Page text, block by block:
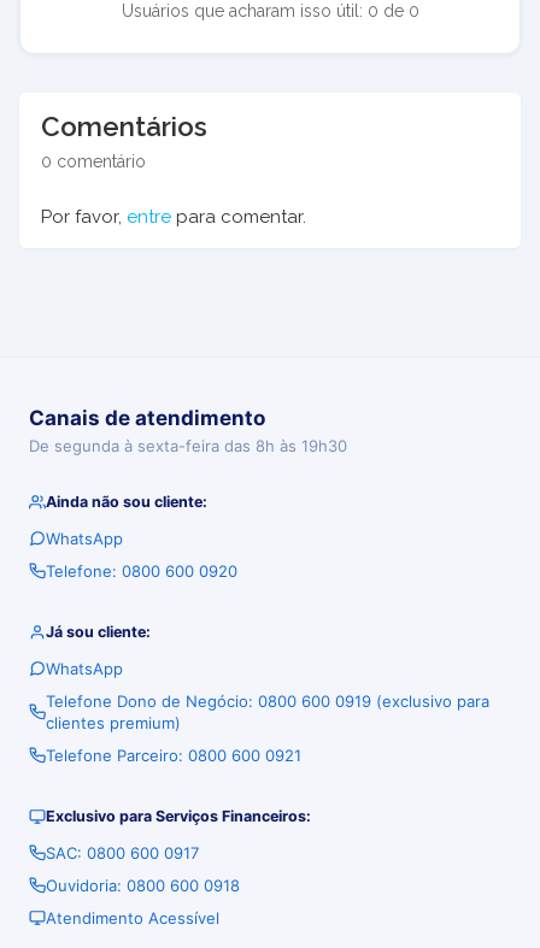
Usuários que acharam isso útil: 0 de 0
Comentários
0 comentário
Por favor, entre para comentar.
Canais de atendimento
De segunda à sexta-feira das 8h às 19h30
Ainda não sou cliente:
WhatsApp
Telefone: 0800 600 0920
Já sou cliente:
WhatsApp
Telefone Dono de Negócio: 0800 600 0919 (exclusivo para
clientes premium)
Telefone Parceiro: 0800 600 0921
Exclusivo para Serviços Financeiros:
SAC: 0800 600 0917
Ouvidoria: 0800 600 0918
Atendimento Acessível